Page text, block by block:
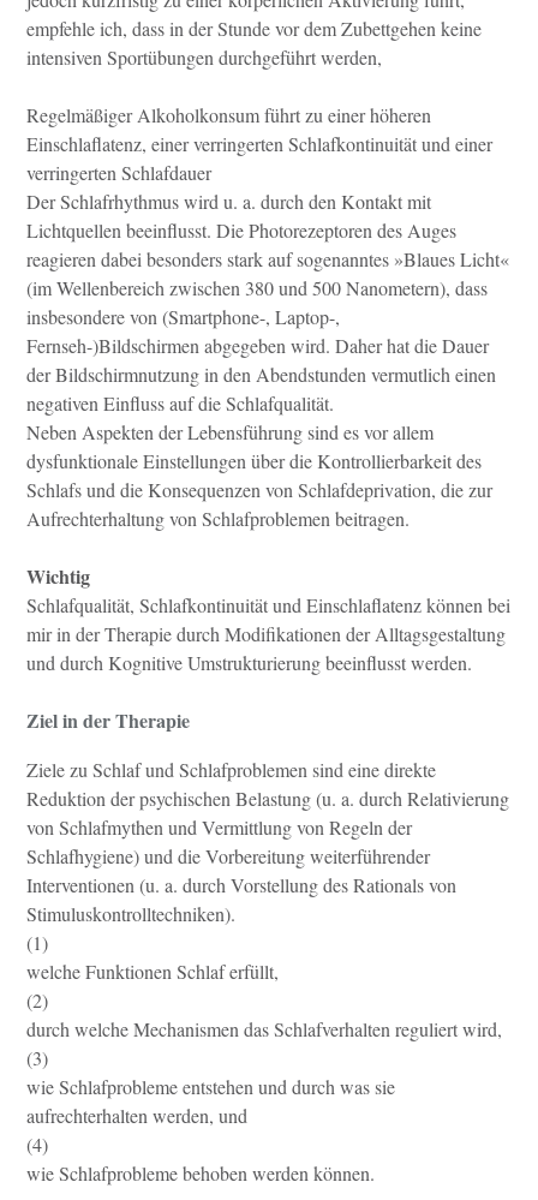
empfehle ich, dass in der Stunde vor dem Zubettgehen keine
intensiven Sportübungen durchgeführt werden,
Regelmäßiger Alkoholkonsum führt zu einer höheren
Einschlaflatenz, einer verringerten Schlafkontinuität und einer
verringerten Schlafdauer
Der Schlafrhythmus wird u. a. durch den Kontakt mit
Lichtquellen beeinflusst. Die Photorezeptoren des Auges
reagieren dabei besonders stark auf sogenanntes »Blaues Licht«
(im Wellenbereich zwischen 380 und 500 Nanometern), dass
insbesondere von (Smartphone-, Laptop-,
Fernseh-)Bildschirmen abgegeben wird. Daher hat die Dauer
der Bildschirmnutzung in den Abendstunden vermutlich einen
negativen Einfluss auf die Schlafqualität.
Neben Aspekten der Lebensführung sind es vor allem
dysfunktionale Einstellungen über die Kontrollierbarkeit des
Schlafs und die Konsequenzen von Schlafdeprivation, die zur
Aufrechterhaltung von Schlafproblemen beitragen.
Wichtig
Schlafqualität, Schlafkontinuität und Einschlaflatenz können bei
mir in der Therapie durch Modifikationen der Alltagsgestaltung
und durch Kognitive Umstrukturierung beeinflusst werden.
Ziel in der Therapie
Ziele zu Schlaf und Schlafproblemen sind eine direkte
Reduktion der psychischen Belastung (u. a. durch Relativierung
von Schlafmythen und Vermittlung von Regeln der
Schlafhygiene) und die Vorbereitung weiterführender
Interventionen (u. a. durch Vorstellung des Rationals von
Stimuluskontrolltechniken).
(1)
welche Funktionen Schlaf erfüllt,
(2)
durch welche Mechanismen das Schlafverhalten reguliert wird,
(3)
wie Schlafprobleme entstehen und durch was sie
aufrechterhalten werden, und
(4)
wie Schlafprobleme behoben werden können.